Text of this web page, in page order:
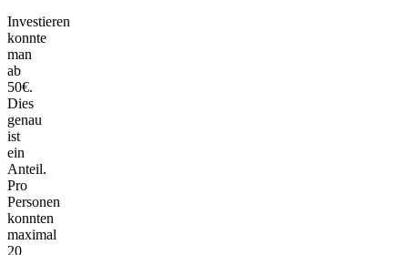
Investieren
konnte
man
ab
50€.
Dies
genau
ist
ein
Anteil.
Pro
Personen
konnten
maximal
20